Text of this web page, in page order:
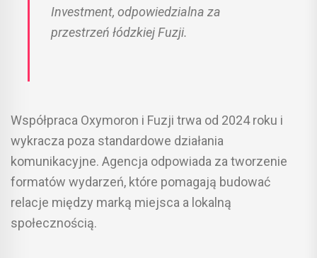
Investment, odpowiedzialna za
przestrzeń łódzkiej Fuzji.
Współpraca Oxymoron i Fuzji trwa od 2024 roku i
wykracza poza standardowe działania
komunikacyjne. Agencja odpowiada za tworzenie
formatów wydarzeń, które pomagają budować
relacje między marką miejsca a lokalną
społecznością.